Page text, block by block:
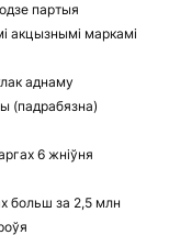
партыя
акцызнымі маркамі
аднаму
(падрабязна)
6 жніўня
больш за 2,5 млн